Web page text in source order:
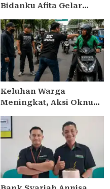
Bidanku Afita Gelar
yang Benar dalam
Peringatan Pekan ASI
Sedunia 2026
Keluhan Warga
Meningkat, Aksi Oknum
Jakarta Timur Dinilai
Meresahkan
Pengendara